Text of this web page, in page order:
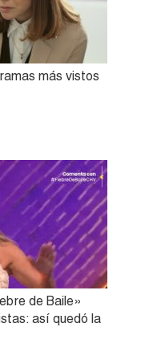
más vistos
de Baile»
así quedó la